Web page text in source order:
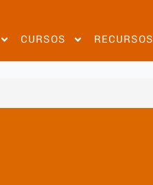
CURSOS RECURSOS